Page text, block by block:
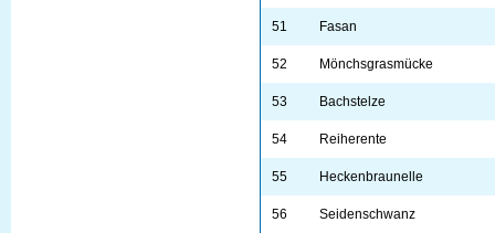
51 Fasan
52 Mönchsgrasmücke
53 Bachstelze
54 Reiherente
55 Heckenbraunelle
56 Seidenschwanz